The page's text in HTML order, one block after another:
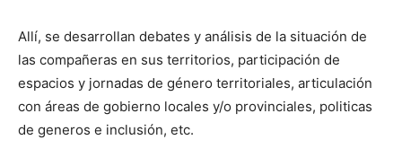
Allí, se desarrollan debates y análisis de la situación de
las compañeras en sus territorios, participación de
espacios y jornadas de género territoriales, articulación
con áreas de gobierno locales y/o provinciales, politicas
de generos e inclusión, etc.